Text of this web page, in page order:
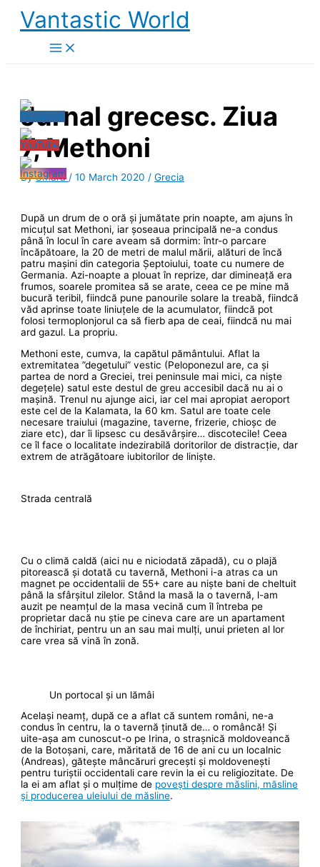
Skip
content
Vantastic World
Jurnal grecesc. Ziua
7, Methoni
BySmără /10 March 2020 /Grecia
După un drum de o oră și jumătate prin noapte, am ajuns în
micuțul sat Methoni, iar șoseaua principală ne-a condus
până în locul în care aveam să dormim: într-o parcare
încăpătoare, la 20 de metri de malul mării, alături de încă
patru mașini din categoria Șeptoiului, toate cu numere de
Germania. Azi-noapte a plouat în reprize, dar dimineață era
frumos, soarele promitea să se arate, ceea ce pe mine mă
bucură teribil, fiindcă pune panourile solare la treabă, fiindcă
văd aprinse toate liniuțele de la acumulator, fiindcă pot
folosi termoplonjorul ca să fierb apa de ceai, fiindcă nu mai
ard gazul. La propriu.
Methoni este, cumva, la capătul pământului. Aflat la
extremitatea ”degetului” vestic (Peloponezul are, ca și
partea de nord a Greciei, trei peninsule mai mici, ca niște
degețele) satul este destul de greu accesibil dacă nu ai o
mașină. Trenul nu ajunge aici, iar cel mai apropiat aeroport
este cel de la Kalamata, la 60 km. Satul are toate cele
necesare traiului (magazine, taverne, frizerie, chioșc de
ziare etc), dar îi lipsesc cu desăvârșire… discotecile! Ceea
ce îl face o localitate indezirabilă doritorilor de distracție, dar
extrem de atrăgătoare iubitorilor de liniște.
Strada centrală
Cu o climă caldă (aici nu e niciodată zăpadă), cu o plajă
pitorească și dotată cu tavernă, Methoni i-a atras ca un
magnet pe occidentalii de 55+ care au niște bani de cheltuit
până la sfârșitul zilelor. Stând la masă la o tavernă, l-am
auzit pe neamțul de la masa vecină cum îl întreba pe
proprietar dacă nu știe pe cineva care are un apartament
de închiriat, pentru un an sau mai mulți, unui prieten al lor
care vrea să vină în zonă.
Un portocal și un lămâi
Același neamț, după ce a aflat că suntem români, ne-a
condus în centru, la o tavernă ținută de… o româncă! Și
uite-așa am cunoscut-o pe Irina, o strașnică moldoveancă
de la Botoșani, care, măritată de 16 de ani cu un localnic
(Andreas), gătește mâncăruri grecești și moldovenești
pentru turiștii occidentali care revin la ei cu religiozitate. De
la ei am aflat și o mulțime de povești despre măslini, măsline
și producerea uleiului de măsline.